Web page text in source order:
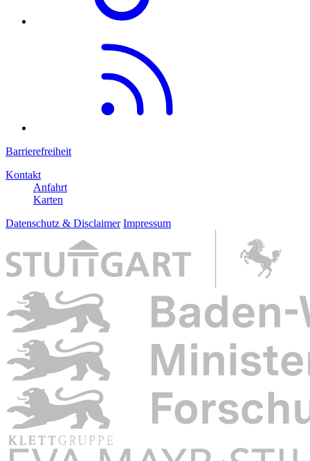
Barrierefreiheit
Kontakt
Anfahrt
Karten
Datenschutz & Disclaimer Impressum